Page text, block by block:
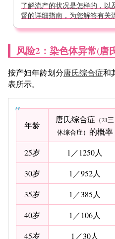
了解流产的状况是怎样的，以
督的详细指南，为您解答有关
风险2：染色体异常(唐
按产妇年龄划分唐氏综合症和
表所示。
年龄
唐氏综合症 （21三
体综合症） 的概率
25岁
1／1250人
30岁
1／952人
35岁
1／385人
40岁
1／106人
45岁
1／30人